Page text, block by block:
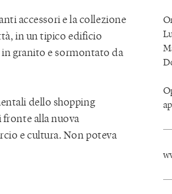
accessori e la collezione
in un tipico edificio
granito e sormontato da
dello shopping
alla nuova
e cultura. Non poteva